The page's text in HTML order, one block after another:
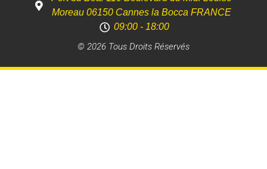
Moreau 06150 Cannes la Bocca FRANCE
09:00 - 18:00
© 2026 Tous Droits Réservés